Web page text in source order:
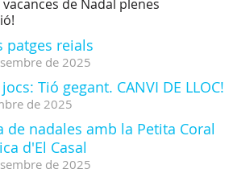
de Nadal plenes
patges reials
de 2025
Tió gegant. CANVI DE LLOC!
de 2025
de nadales amb la Petita Coral
d'El Casal
de 2025